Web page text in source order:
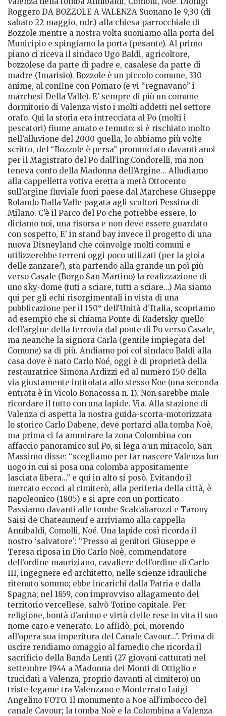
Roggero DA BOZZOLE A VALENZA Suonano le 9,30 (di
sabato 22 maggio, ndr.) alla chiesa parrocchiale di
Bozzole mentre a nostra volta suoniamo alla porta del
Municipio e spingiamo la porta (pesante). Al primo
piano ci riceva il sindaco Ugo Baldi, agricoltore,
bozzolese da parte di padre e, casalese da parte di
madre (Imarisio). Bozzole è un piccolo comune, 330
anime, al confine con Pomaro (e vi “regnavano” i
marchesi Della Valle). E’ sempre di più un comune
dormitorio di Valenza visto i molti addetti nel settore
orafo. Qui la storia era intrecciata al Po (molti i
pescatori) fiume amato e temuto: si è rischiato molto
nell’alluvione del 2000 quella, lo abbiamo più volte
scritto, del “Bozzole è persa” pronunciato davanti anoi
per il Magistrato del Po dall'ing.Condorelli, ma non
teneva conto della Madonna dell’Argine... Alludiamo
alla cappelletta votiva eretta a metà Ottocento
sull’argine fluviale fuori paese dal Marchese Giuseppe
Rolando Dalla Valle pagata agli scultori Pessina di
Milano. C’è il Parco del Po che potrebbe essere, lo
diciamo noi, una risorsa e non deve essere guardato
con sospetto, E’ in stand bay invece il progetto di una
nuova Disneyland che coinvolge molti comuni e
utilizzerebbe terreni oggi poco utilizati (per la gioia
delle zanzare?), sta partendo alla grande un poì più
verso Casale (Borgo San Martino) la realizzazione di
uno sky-dome (tuti a sciare, tutti a sciare...) Ma siamo
qui per gli echi risorgimentali in vista di una
pubblicazione per il 150° dell'Unità d'Italia, scopriamo
ad esempio che si chiama Ponte di Radetsky quello
dell’argine della ferrovia dal ponte di Po verso Casale,
ma neanche la signora Carla (gentile impiegata del
Comune) sa di più. Andiamo poi col sindaco Baldi alla
casa dove è nato Carlo Noé, oggi è di proprietà della
restauratrice Simona Ardizzi ed al numero 150 della
via giustamente intitolata allo stesso Noe (una seconda
entrata è in Vicolo Bonacossa n. 1). Non sarebbe male
ricordare il tutto con una lapide. Via. Alla stazione di
Valenza ci aspetta la nostra guida-scorta-motorizzata
lo storico Carlo Dabene, deve portarci alla tomba Noè,
ma prima ci fa ammirare la zona Colombina con
affaccio panoramico sul Po, si lega a un miracolo, San
Massimo disse: “scegliamo per far nascere Valenza lun
uogo in cui si posa una colomba appositamente
lasciata libera...” e qui in alto si posò. Evitando il
mercato eccoci al cimiterò, alla periferia della città, è
napoleonico (1805) e si apre con un porticato.
Passiamo davanti alle tombe Scalcabarozzi e Tarony
Saisi de Chateauneuf e arriviamo alla cappella
Annibaldi, Comolli, Noé. Una lapide così ricorda il
nostro ‘salvatore’: “Presso ai genitori Giuseppe e
Teresa riposa in Dio Carlo Noè, commendatore
dell’ordine mauriziano, cavaliere dell’ordine di Carlo
III, ingegnere ed architetto, nelle scienze idrauliche
ritenuto sommo; ebbe incarichi dalla Patria e dalla
Spagna; nel 1859, con improvviso allagamento del
territorio vercellese, salvò Torino capitale. Per
religione, bontà d’animo e virtù civile rese in vita il suo
nome caro e venerato. Lo affidò, poi, morendo
all’opera sua imperitura del Canale Cavour...”. Prima di
uscire rendiamo omaggio al famedio che ricorda il
sacrificio della Banda Lenti (27 giovani catturati nel
settembre 1944 a Madonna dei Monti di Ottiglio e
trucidati a Valenza, proprio davanti al cimitero) un
triste legame tra Valenzano e Monferrato Luigi
Angelino FOTO. Il monumento a Noe all'imbocco del
canale Cavour; la tomba Noè e la Colombina a Valenza